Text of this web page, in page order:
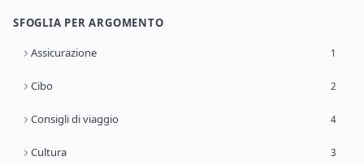
SFOGLIA PER ARGOMENTO
Assicurazione 1
Cibo 2
Consigli di viaggio 4
Cultura 3